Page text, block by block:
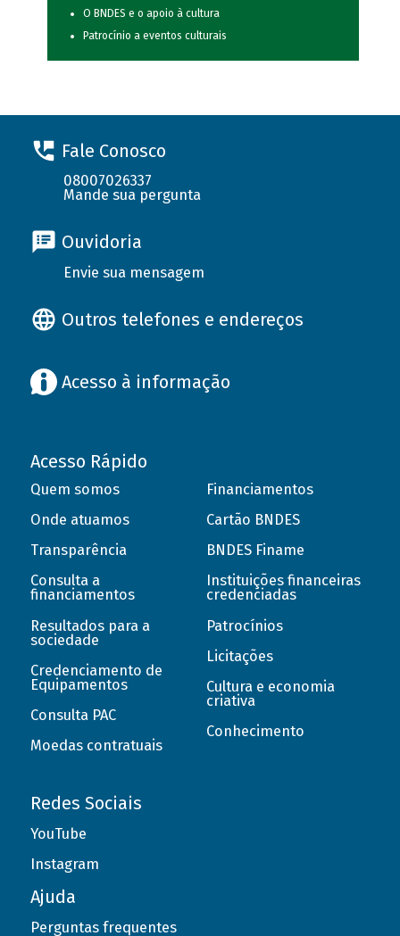
O BNDES e o apoio à cultura
Patrocínio a eventos culturais
Fale Conosco
08007026337
Mande sua pergunta
Ouvidoria
Envie sua mensagem
Outros telefones e endereços
Acesso à informação
Acesso Rápido
Quem somos
Onde atuamos
Transparência
Consulta a
financiamentos
Resultados para a
sociedade
Credenciamento de
Equipamentos
Consulta PAC
Moedas contratuais
Financiamentos
Cartão BNDES
BNDES Finame
Instituições financeiras
credenciadas
Patrocínios
Licitações
Cultura e economia
criativa
Conhecimento
Redes Sociais
YouTube
Instagram
Ajuda
Perguntas frequentes